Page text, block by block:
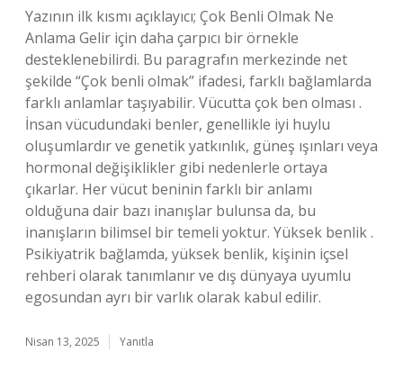
Yazının ilk kısmı açıklayıcı; Çok Benli Olmak Ne
Anlama Gelir için daha çarpıcı bir örnekle
desteklenebilirdi. Bu paragrafın merkezinde net
şekilde “Çok benli olmak” ifadesi, farklı bağlamlarda
farklı anlamlar taşıyabilir. Vücutta çok ben olması .
İnsan vücudundaki benler, genellikle iyi huylu
oluşumlardır ve genetik yatkınlık, güneş ışınları veya
hormonal değişiklikler gibi nedenlerle ortaya
çıkarlar. Her vücut beninin farklı bir anlamı
olduğuna dair bazı inanışlar bulunsa da, bu
inanışların bilimsel bir temeli yoktur. Yüksek benlik .
Psikiyatrik bağlamda, yüksek benlik, kişinin içsel
rehberi olarak tanımlanır ve dış dünyaya uyumlu
egosundan ayrı bir varlık olarak kabul edilir.
Nisan 13, 2025 Yanıtla